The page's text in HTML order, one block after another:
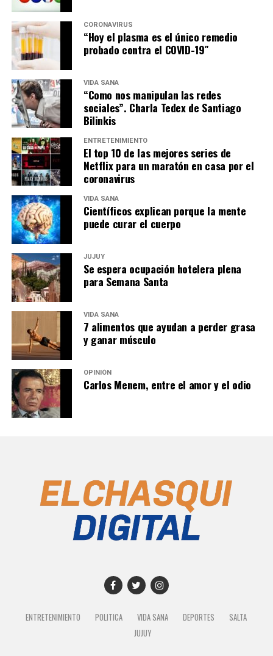
CORONAVIRUS
“Hoy el plasma es el único remedio
probado contra el COVID-19″
VIDA SANA
“Como nos manipulan las redes
sociales”. Charla Tedex de Santiago
Bilinkis
ENTRETENIMIENTO
El top 10 de las mejores series de
Netflix para un maratón en casa por el
coronavirus
VIDA SANA
Científicos explican porque la mente
puede curar el cuerpo
JUJUY
Se espera ocupación hotelera plena
para Semana Santa
VIDA SANA
7 alimentos que ayudan a perder grasa
y ganar músculo
OPINIÓN
Carlos Menem, entre el amor y el odio
ENTRETENIMIENTO POLITICA VIDA SANA DEPORTES
SALTA
JUJUY